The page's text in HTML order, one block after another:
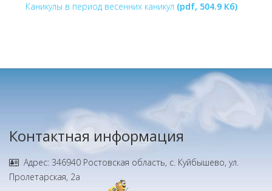
Каникулы в период весенних каникул (pdf, 504.9 Кб)
Контактная информация
Адрес: 346940 Ростовская область, с. Куйбышево, ул.
Пролетарская, 2а